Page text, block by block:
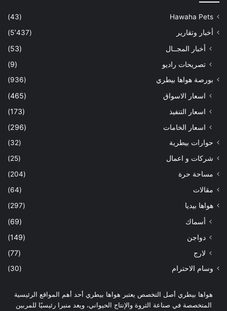
Hawaha Pets
(43)
أخبار وتقارير
(5٬437)
أخبار المجــال
(53)
تصريحات راديو
(9)
بورصة هواها بيطري (936)
اسعار الاسواق
(465)
اسعار التنفيذ
(173)
اسعار الخامات
(296)
حوارات بيطرية
(32)
شركات و اعمال
(25)
مساحة حرة
(204)
مقالات
(64)
هواها بيديا
(297)
أسماك
(69)
دواجن
(149)
لارج
(77)
وسام الاحترام (30)
هواها بيطري أصل التخصص يعتبر هواها بيطري أحد أهم المواقع الرئيسية
المتخصصة في صناعة الثروة والإنتاج الحيواني، ويعد منبرا رئيسيًا للمربين